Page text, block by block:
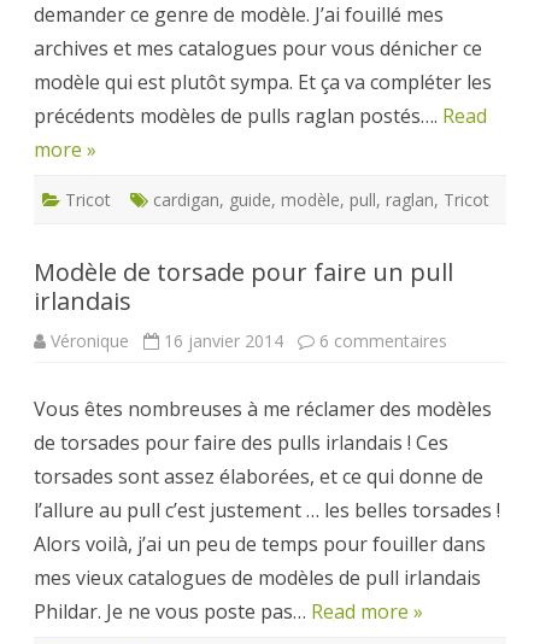
demander ce genre de modèle. J’ai fouillé mes
archives et mes catalogues pour vous dénicher ce
modèle qui est plutôt sympa. Et ça va compléter les
précédents modèles de pulls raglan postés…. Read
more »
Tricot cardigan, guide, modèle, pull, raglan, Tricot
Modèle de torsade pour faire un pull
irlandais
Véronique 16 janvier 2014 6 commentaires
pour
faire
un
pull
irlandais
Vous êtes nombreuses à me réclamer des modèles
de torsades pour faire des pulls irlandais ! Ces
torsades sont assez élaborées, et ce qui donne de
l’allure au pull c’est justement … les belles torsades !
Alors voilà, j’ai un peu de temps pour fouiller dans
mes vieux catalogues de modèles de pull irlandais
Phildar. Je ne vous poste pas… Read more »